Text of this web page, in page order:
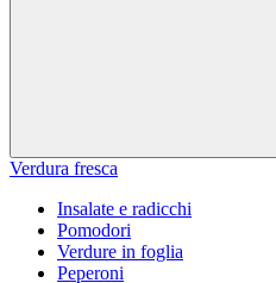
Verdura fresca
Insalate e radicchi
Pomodori
Verdure in foglia
Peperoni